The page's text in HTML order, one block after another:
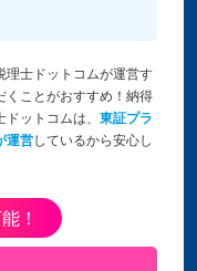
理士ドットコムが運営す
くことがおすすめ！納得
ットコムは、 東証プラ
運営しているから安心し
！